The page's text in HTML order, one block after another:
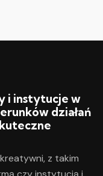
i instytucje w
działań
z takim